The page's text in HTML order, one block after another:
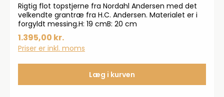
Rigtig flot topstjerne fra Nordahl Andersen med det
velkendte grantræ fra H.C. Andersen. Materialet er i
forgyldt messing.H: 19 cmB: 20 cm
1.395,00 kr.
Priser er inkl. moms
Læg i kurven